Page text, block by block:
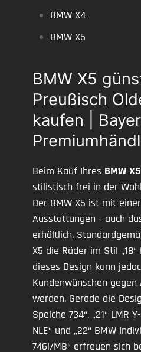
BMW X4
BMW X5
BMW X5
Preußisch
kaufen |
Beim Kauf Ihres BMW X5
stilistisch frei in der
Der BMW X5 ist mit
Ausstattungen - auch
erhältlich.
X5 die Räder im Stil „18“
dieses Design kann
Kundenwünschen
werden. Gerade die
Speiche 734“, „21“ LMR
NLE“ und „22“ BMW
746l/MB“ erfreuen sich